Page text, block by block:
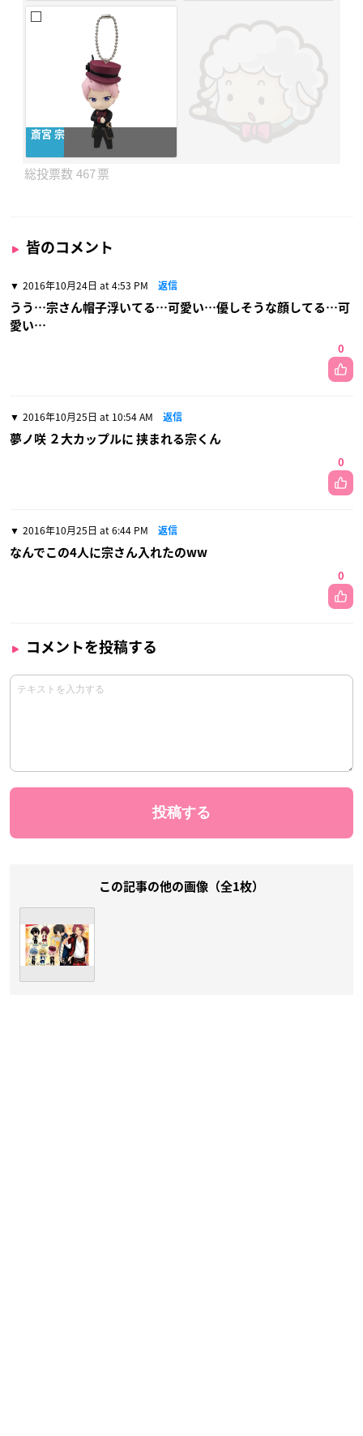
斎宮 宗
467
皆のコメント
2016年10月24日 at 4:53 PM 返信
うう…宗さん帽子浮いてる…可愛い…優しそうな顔してる…可
愛い…
0
2016年10月25日 at 10:54 AM 返信
夢ノ咲 ２大カップルに 挟まれる宗くん
0
2016年10月25日 at 6:44 PM 返信
なんでこの4人に宗さん入れたのww
0
コメントを投稿する
この記事の他の画像（全1枚）